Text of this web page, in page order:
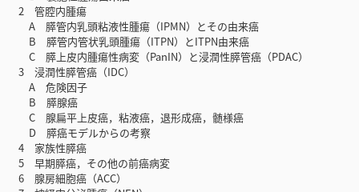
2 管腔内腫瘍
A 膵管内乳頭粘液性腫瘍（IPMN）とその由来癌
B 膵管内管状乳頭腫瘍（ITPN）とITPN由来癌
C 膵上皮内腫瘍性病変（PanIN）と浸潤性膵管癌（PDAC）
3 浸潤性膵管癌（IDC）
A 危険因子
B 膵腺癌
C 腺扁平上皮癌，粘液癌，退形成癌，髄様癌
D 膵癌モデルからの考察
4 家族性膵癌
5 早期膵癌，その他の前癌病変
6 腺房細胞癌（ACC）